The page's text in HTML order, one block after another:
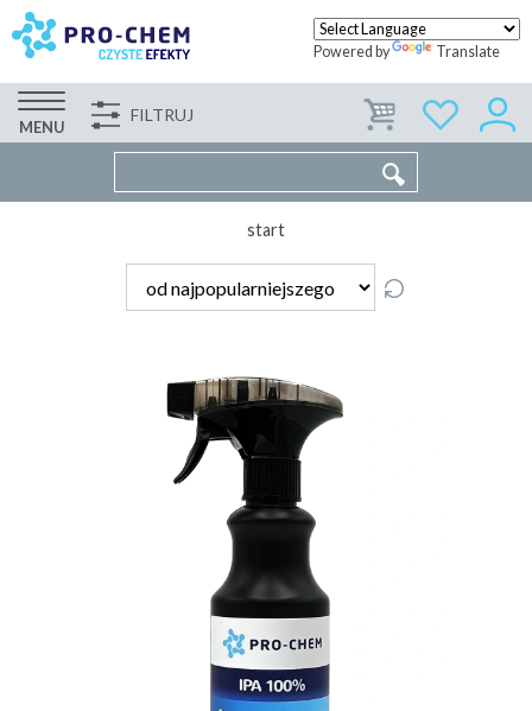
Powered by Translate
MENU
FILTRUJ WSPÓŁPRACA KONTAKT
start